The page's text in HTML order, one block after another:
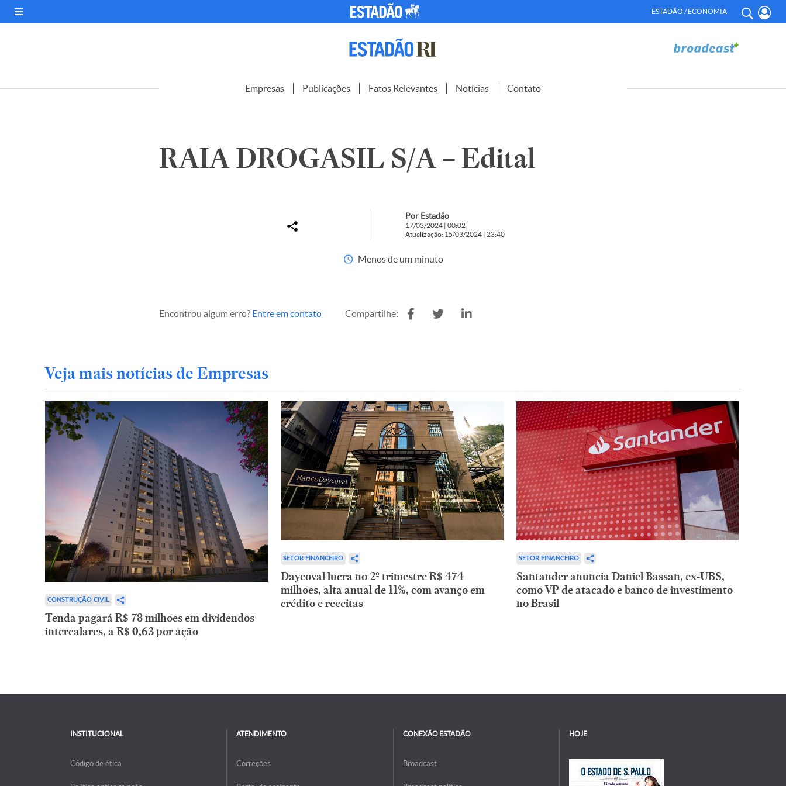
ESTADÃO / ECONOMIA
Empresas Publicações Fatos Relevantes Notícias Contato
RAIA DROGASIL S/A – Edital
Por Estadão
17/03/2024 | 00:02
Atualização: 15/03/2024 | 23:40
Menos de um minuto
Encontrou algum erro? Entre em contato Compartilhe:
Veja mais notícias de Empresas
CONSTRUÇÃO CIVIL
Tenda pagará R$ 78 milhões em dividendos
intercalares, a R$ 0,63 por ação
SETOR FINANCEIRO
Daycoval lucra no 2º trimestre R$ 474
milhões, alta anual de 11%, com avanço em
crédito e receitas
SETOR FINANCEIRO
Santander anuncia Daniel Bassan, ex-UBS,
como VP de atacado e banco de investimento
no Brasil
INSTITUCIONAL
Código de ética
ATENDIMENTO
Correções
CONEXÃO ESTADÃO
Broadcast
HOJE